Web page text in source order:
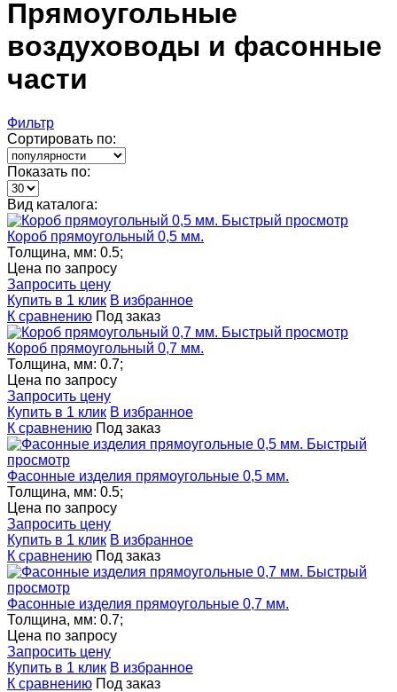
Прямоугольные
воздуховоды и фасонные
части
Фильтр
Сортировать по:
Показать по:
Вид каталога:
Быстрый просмотр
Короб прямоугольный 0,5 мм.
Толщина, мм: 0.5;
Цена по запросу
Запросить цену
Купить в 1 клик В избранное
К сравнению Под заказ
Быстрый просмотр
Короб прямоугольный 0,7 мм.
Толщина, мм: 0.7;
Цена по запросу
Запросить цену
Купить в 1 клик В избранное
К сравнению Под заказ
Быстрый
просмотр
Фасонные изделия прямоугольные 0,5 мм.
Толщина, мм: 0.5;
Цена по запросу
Запросить цену
Купить в 1 клик В избранное
К сравнению Под заказ
Быстрый
просмотр
Фасонные изделия прямоугольные 0,7 мм.
Толщина, мм: 0.7;
Цена по запросу
Запросить цену
Купить в 1 клик В избранное
К сравнению Под заказ